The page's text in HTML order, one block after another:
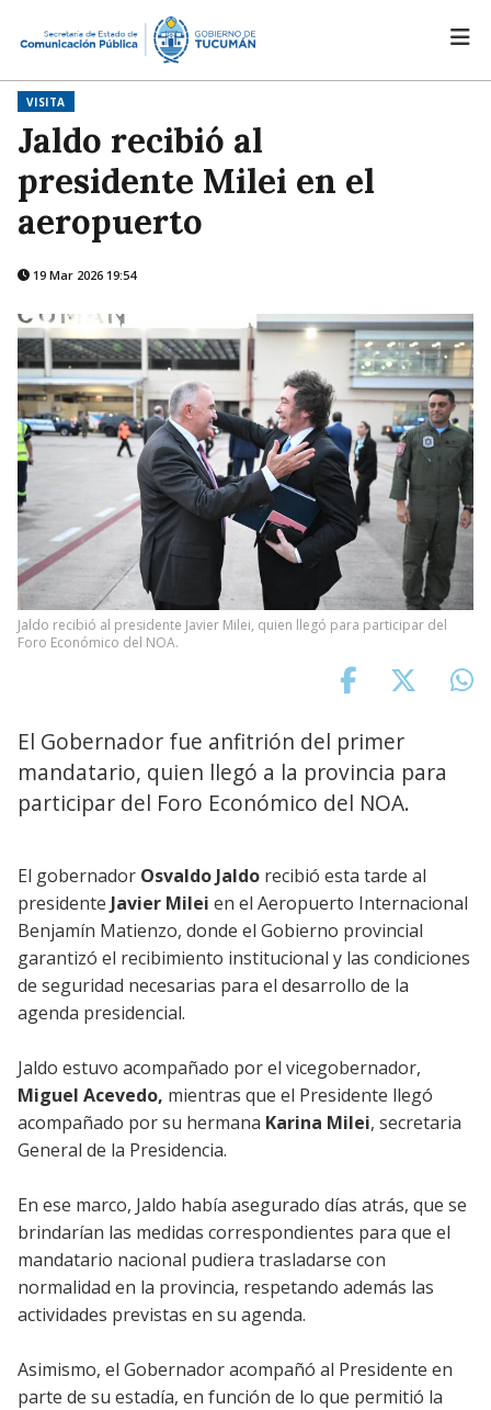
VISITA
Jaldo recibió al
presidente Milei en el
aeropuerto
19 Mar 2026 19:54
Jaldo recibió al presidente Javier Milei, quien llegó para participar del
Foro Económico del NOA.
El Gobernador fue anfitrión del primer
mandatario, quien llegó a la provincia para
participar del Foro Económico del NOA.
El gobernador Osvaldo Jaldo recibió esta tarde al
presidente Javier Milei en el Aeropuerto Internacional
Benjamín Matienzo, donde el Gobierno provincial
garantizó el recibimiento institucional y las condiciones
de seguridad necesarias para el desarrollo de la
agenda presidencial.
Jaldo estuvo acompañado por el vicegobernador,
Miguel Acevedo, mientras que el Presidente llegó
acompañado por su hermana Karina Milei, secretaria
General de la Presidencia.
En ese marco, Jaldo había asegurado días atrás, que se
brindarían las medidas correspondientes para que el
mandatario nacional pudiera trasladarse con
normalidad en la provincia, respetando además las
actividades previstas en su agenda.
Asimismo, el Gobernador acompañó al Presidente en
parte de su estadía, en función de lo que permitió la